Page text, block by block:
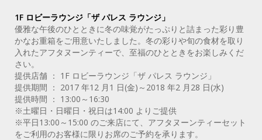
1F ロビーラウンジ「ザ パレス ラウンジ」
優雅な午後のひとときに冬の味覚がたっぷりと詰まった彩り豊
かなお重箱をご用意いたしました。冬の彩りや旬の食材を取り
入れたアフタヌーンティーで、至福のひとときをお楽しみくだ
さい。
提供店舗 ： 1F ロビーラウンジ「ザ パレス ラウンジ」
提供期間 ： 2017 年12 月1 日(金)～2018 年2 月28 日(水)
提供時間 ： 13:00～16:30
※土曜日・日曜日・祝日は14:00 よりご提供
※平日13:00～15:00 のご来店にて、アフタヌーンティーセット
をご利用のお客様に限りお席のご予約を承ります。